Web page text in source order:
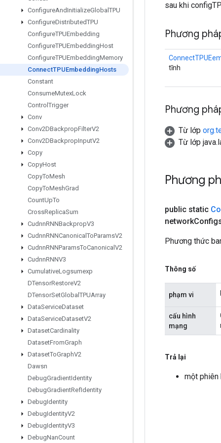
ConfigureAndInitializeGlobal TPU
ConfigureDistributedTPU
ConfigureTPUEmbedding
ConfigureTPUEmbeddingHost
ConfigureTPUEmbeddingMemory
ConnectTPUEmbeddingHosts
Constant
ConsumeMutexLock
Control Trigger
Conv
Conv2DBackpropFilterV2
Conv2DBackpropInputV2
Copy
CopyHost
CopyToMesh
CopyToMeshGrad
CountUpTo
CrossReplicaSum
CudnnRNNBackpropV3
CudnnRNNCanonical ToParamsV2
CudnnRNNParamsToCanonical V2
CudnnRNNV3
CumulativeLogsumexp
DTensorRestoreV2
DTensorSetGlobal TPUArray
DataServiceDataset
DataServiceDatasetV2
DatasetCardinality
DatasetFromGraph
DatasetToGraphV2
Dawsn
DebugGradientIdentity
DebugGradientRefIdentity
DebugIdentity
DebugIdentityV2
DebugIdentityV3
DebugNanCount
sau khi
Phương
tĩnh
Phương
Từ lớp
Từ lớp
Phương
public static
network
Phương thức
Thông số
phạm vi
cấu hình
mạng
Trả lại
một phiên